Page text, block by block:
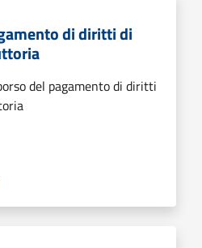
di diritti di
del pagamento di diritti